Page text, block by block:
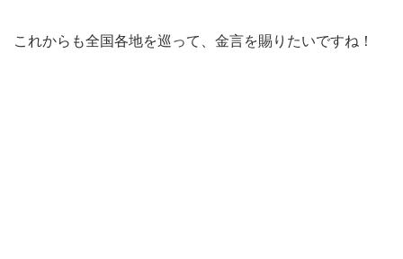
これからも全国各地を巡って、金言を賜りたいですね！